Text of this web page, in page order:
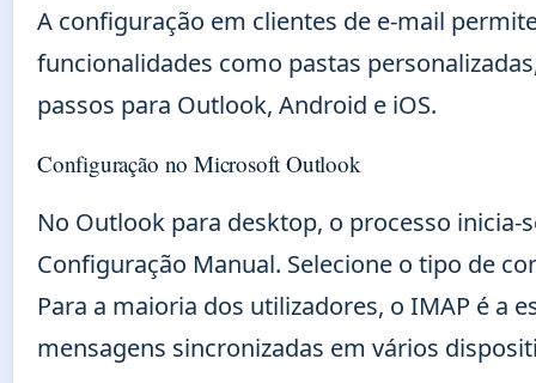
A configuração em clientes de e-mail
funcionalidades como pastas
passos para Outlook, Android e iOS.
Configuração no Microsoft Outlook
No Outlook para desktop, o processo inicia-
Configuração Manual. Selecione o tipo de
Para a maioria dos utilizadores, o IMAP é a
mensagens sincronizadas em vários